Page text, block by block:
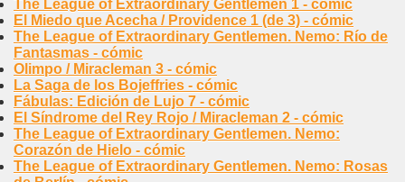
The League of Extraordinary Gentlemen 1 - cómic
El Miedo que Acecha / Providence 1 (de 3) - cómic
The League of Extraordinary Gentlemen. Nemo: Río de
Fantasmas - cómic
Olimpo / Miracleman 3 - cómic
La Saga de los Bojeffries - cómic
Fábulas: Edición de Lujo 7 - cómic
El Síndrome del Rey Rojo / Miracleman 2 - cómic
The League of Extraordinary Gentlemen. Nemo:
Corazón de Hielo - cómic
The League of Extraordinary Gentlemen. Nemo: Rosas